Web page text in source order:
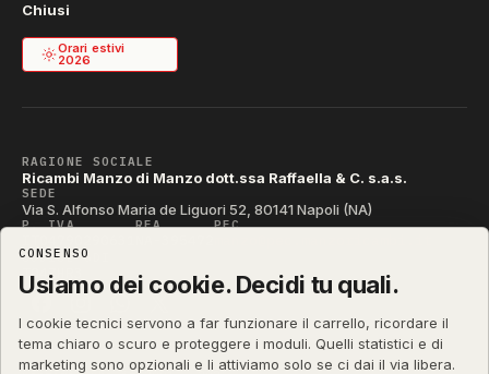
Chiusi
Orari estivi
2026
RAGIONE SOCIALE
Ricambi Manzo di Manzo dott.ssa Raffaella & C. s.a.s.
SEDE
Via S. Alfonso Maria de Liguori 52, 80141 Napoli (NA)
P. IVA REA PEC
CODICE SDI
T04ZHR3
CONSENSO
Usiamo dei cookie. Decidi tu quali.
I cookie tecnici servono a far funzionare il carrello, ricordare il
tema chiaro o scuro e proteggere i moduli. Quelli statistici e di
marketing sono opzionali e li attiviamo solo se ci dai il via libera.